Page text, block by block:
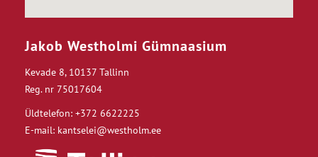
Jakob Westholmi Gümnaasium
Kevade 8, 10137 Tallinn
Reg. nr 75017604
Üldtelefon: +372 6622225
E-mail: kantselei@westholm.ee